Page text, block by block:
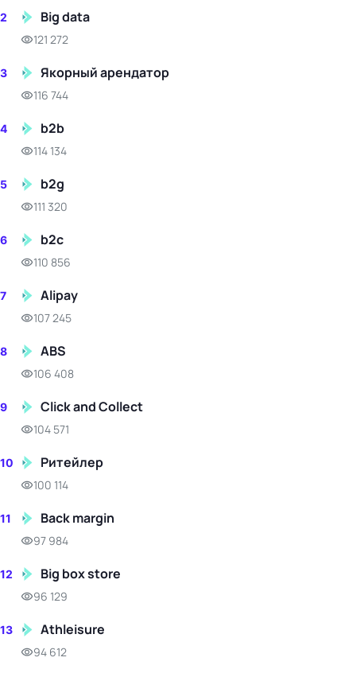
2 Big data
121 272
3 Якорный арендатор
116 744
4 b2b
114 134
5 b2g
111 320
6 b2c
110 856
7 Alipay
107 245
8 ABS
106 408
9 Click and Collect
104 571
10 Ритейлер
100 114
11 Back margin
97 984
12 Big box store
96 129
13 Athleisure
94 612